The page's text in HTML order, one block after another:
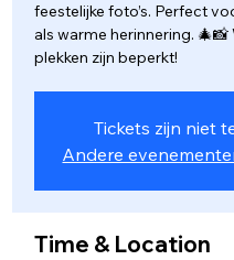
feestelijke foto’s. Perfect
als warme herinnering.
plekken zijn beperkt!
Tickets zijn niet
Andere
Time & Location